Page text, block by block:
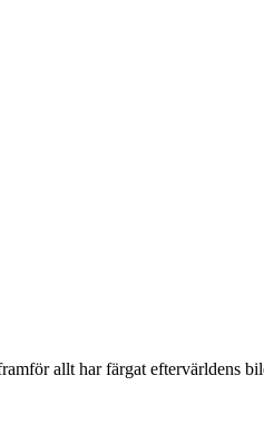
allt har färgat eftervärldens